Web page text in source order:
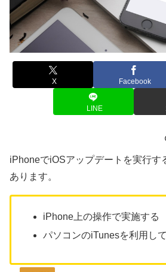
X Facebook
LINE
iPhoneでiOSアップデートを実行す
あります。
iPhone上の操作で実施する
パソコンのiTunesを利用し